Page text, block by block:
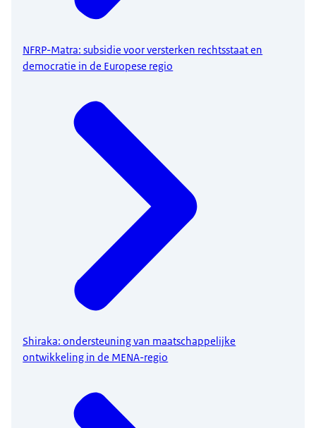
NFRP-Matra: subsidie voor versterken rechtsstaat en
democratie in de Europese regio
Shiraka: ondersteuning van maatschappelijke
ontwikkeling in de MENA-regio